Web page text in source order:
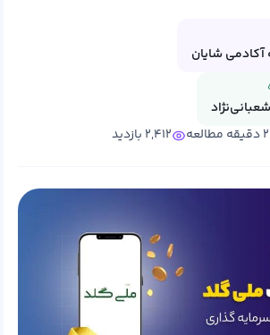
آکادمی شایان
۲,۴۱۲ بازدید